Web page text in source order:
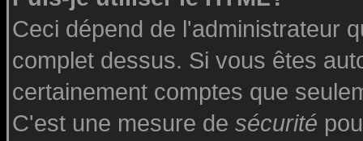
Ceci dépend de l'administrateur
complet dessus. Si vous êtes
certainement comptes que
C'est une mesure de sécurité